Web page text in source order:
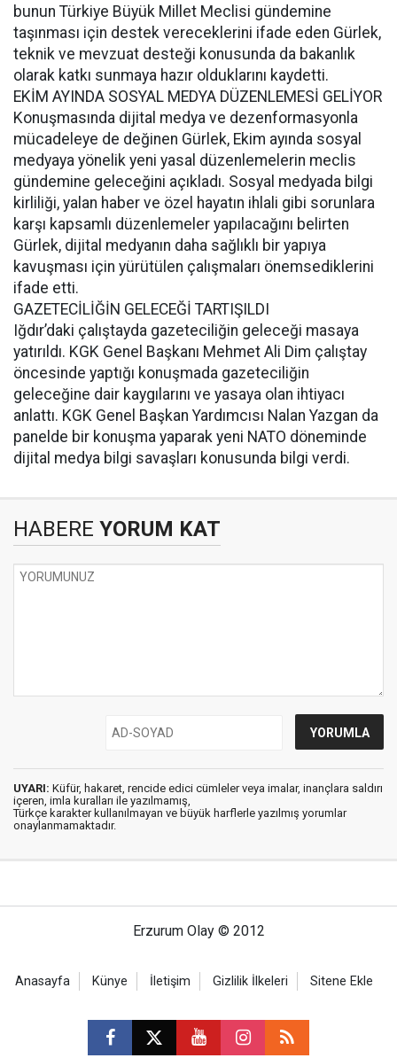
bunun Türkiye Büyük Millet Meclisi gündemine
taşınması için destek vereceklerini ifade eden Gürlek,
teknik ve mevzuat desteği konusunda da bakanlık
olarak katkı sunmaya hazır olduklarını kaydetti.
EKİM AYINDA SOSYAL MEDYA DÜZENLEMESİ GELİYOR
Konuşmasında dijital medya ve dezenformasyonla
mücadeleye de değinen Gürlek, Ekim ayında sosyal
medyaya yönelik yeni yasal düzenlemelerin meclis
gündemine geleceğini açıkladı. Sosyal medyada bilgi
kirliliği, yalan haber ve özel hayatın ihlali gibi sorunlara
karşı kapsamlı düzenlemeler yapılacağını belirten
Gürlek, dijital medyanın daha sağlıklı bir yapıya
kavuşması için yürütülen çalışmaları önemsediklerini
ifade etti.
GAZETECİLİĞİN GELECEĞİ TARTIŞILDI
Iğdır’daki çalıştayda gazeteciliğin geleceği masaya
yatırıldı. KGK Genel Başkanı Mehmet Ali Dim çalıştay
öncesinde yaptığı konuşmada gazeteciliğin
geleceğine dair kaygılarını ve yasaya olan ihtiyacı
anlattı. KGK Genel Başkan Yardımcısı Nalan Yazgan da
panelde bir konuşma yaparak yeni NATO döneminde
dijital medya bilgi savaşları konusunda bilgi verdi.
HABERE YORUM KAT
UYARI: Küfür, hakaret, rencide edici cümleler veya imalar, inançlara saldırı
içeren, imla kuralları ile yazılmamış,
Türkçe karakter kullanılmayan ve büyük harflerle yazılmış yorumlar
onaylanmamaktadır.
Erzurum Olay © 2012
Anasayfa Künye İletişim Gizlilik İlkeleri Sitene Ekle